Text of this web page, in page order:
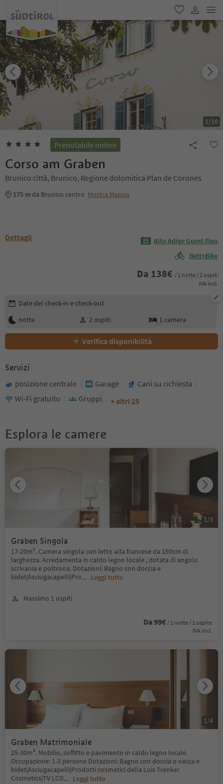
favoriti
user link
1/16
Prenotabile online
Corso am Graben
Brunico città, Brunico, Regione dolomitica Plan de Corones
175 m da Brunico centro Mostra Mappa
Dettagli
Alto Adige Guest Pass
Bett+Bike
Da 138€ / 1 notte / 2 ospiti
IVA incl.
Modifica i dettagli della prenotazione
Date del check-in e check-out
notte
2 ospiti 1 camera
Verifica disponibilità
Servizi
posizione centrale Garage
Cani su richiesta
Wi-Fi gratuito
Gruppi + altri 25
Esplora le camere
Graben Singola
17-20m². Camera singola con letto alla francese da 150cm di
larghezza. Arredamenta in caldo legno locale , dotata di angolo
scrivania e poltrona. Dotazioni: Bagno con doccia e
bidet|Asciugacapelli|Pro... Leggi tutto
Massimo 1 ospiti
Da 99€ / 1 notte / 1 ospite
IVA incl.
1/3
Graben Matrimoniale
25-30m². Mobilio, soffitto e pavimento in caldo legno locale.
Occupazione: 1-3 persone Dotazioni: Bagno con doccia o vasca e
bidet|Asciugacapelli|Prodotti cosmetici della Luis Trenker
Cosmetics|TV LCD... Leggi tutto
1/4